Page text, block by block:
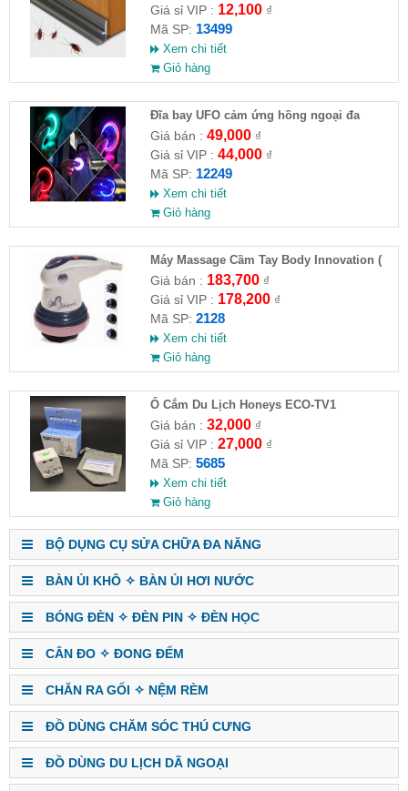
Giá sỉ VIP : 12,100₫
Mã SP: 13499
Xem chi tiết
Giỏ hàng
Đĩa bay UFO cảm ứng hồng ngoại đa
chiều tự động bay về
Giá bán : 49,000₫
Giá sỉ VIP : 44,000₫
Mã SP: 12249
Xem chi tiết
Giỏ hàng
Máy Massage Cầm Tay Body Innovation (
HĐ )
Giá bán : 183,700₫
Giá sỉ VIP : 178,200₫
Mã SP: 2128
Xem chi tiết
Giỏ hàng
Ổ Cắm Du Lịch Honeys ECO-TV1
Giá bán : 32,000₫
Giá sỉ VIP : 27,000₫
Mã SP: 5685
Xem chi tiết
Giỏ hàng
BỘ DỤNG CỤ SỬA CHỮA ĐA NĂNG
BÀN ỦI KHÔ ✧ BÀN ỦI HƠI NƯỚC
BÓNG ĐÈN ✧ ĐÈN PIN ✧ ĐÈN HỌC
CÂN ĐO ✧ ĐONG ĐẾM
CHĂN RA GỐI ✧ NỆM RÈM
ĐỒ DÙNG CHĂM SÓC THÚ CƯNG
ĐỒ DÙNG DU LỊCH DÃ NGOẠI